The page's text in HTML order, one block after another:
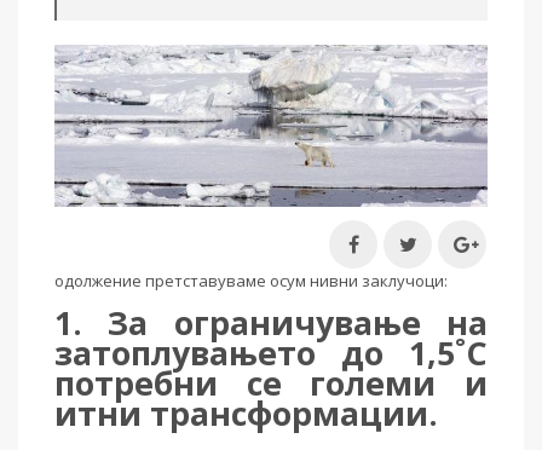
одолжение претставуваме осум нивни заклучоци:
1. За ограничување на
затоплувањето до 1,5˚C
потребни се големи и
итни трансформации.